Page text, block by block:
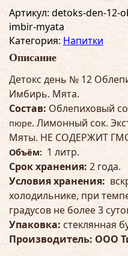
Артикул: detoks-den-12-
imbir-myata
Категория: Напитки
Описание
Детокс день № 12
Имбирь. Мята.
Состав: Облепиховый
пюре. Лимонный сок.
Мяты. НЕ СОДЕРЖИТ
Объём: 1 литр.
Срок хранения: 2 года.
Условия хранения:
холодильнике, при
градусов не более 3
Упаковка: стеклянная
Производитель: ООО